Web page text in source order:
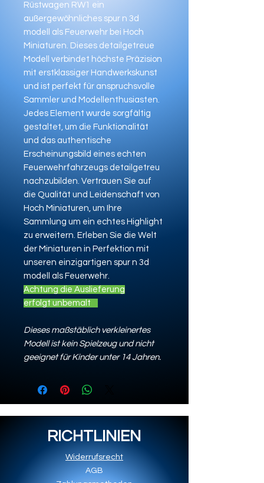
Rüstwagen RW1 ein
außergewöhnliches spur n 3d
modell als Feuerwehr bei Hoch
Miniaturen. Dieses detailgetreue
Modell verbindet höchste Präzision
mit erstklassiger Handwerkskunst
und ist perfekt für anspruchsvolle
Sammler und Modellenthusiasten.
Jedes Element wurde sorgfältig
gestaltet, um die Funktionalität
und das authentische
Erscheinungsbild eines echten
Feuerwehrfahrzeugs detailgetreu
nachzubilden. Vertrauen Sie auf
die Qualität und Leidenschaft von
Hoch Miniaturen, um Ihre
Sammlung um ein echtes Highlight
zu erweitern. Erleben Sie die Welt
der Miniaturen in Perfektion mit
unseren einzigartigen spur n 3d
modell als Feuerwehr.
Achtung die Auslieferung
erfolgt unbemalt
Dieses maßstäblich verkleinertes
Modell ist kein Spielzeug und nicht
geeignet für Kinder unter 14 Jahren.
RICHTLINIEN
Widerrufsrecht
AGB